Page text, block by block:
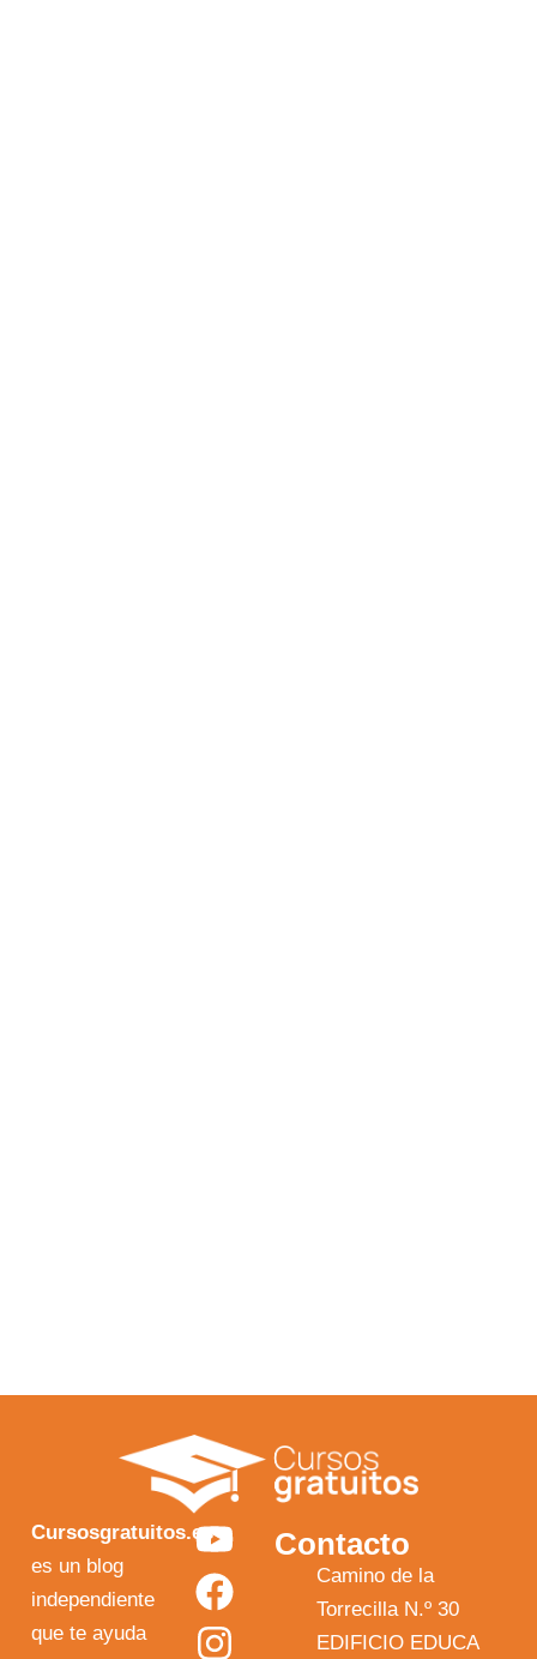
Cursosgratuitos.es
es un blog
independiente
que te ayuda
Y
o
u
t
F
a
c
e
I
n
s
t
X
-
t
w
Contacto
Camino de la
Torrecilla N.º 30
EDIFICIO EDUCA